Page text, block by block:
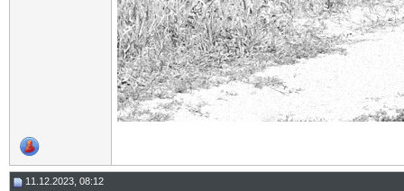
11.12.2023, 08:12